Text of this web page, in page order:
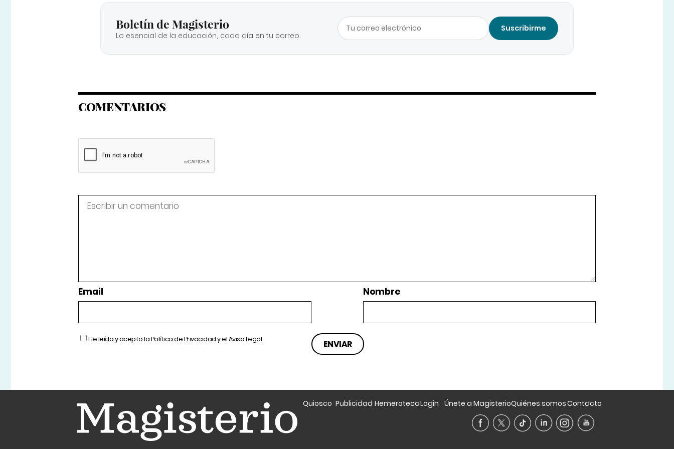
Boletín de Magisterio
Lo esencial de la educación, cada día en tu correo.
Suscribirme
COMENTARIOS
Email Nombre
He leído y acepto laPolítica de Privacidady elAviso Legal
Quiosco Publicidad HemerotecaLogin Únete a MagisterioQuiénes somosContacto